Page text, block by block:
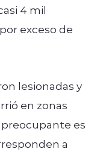
4 mil
exceso de
lesionadas y
en zonas
es
a